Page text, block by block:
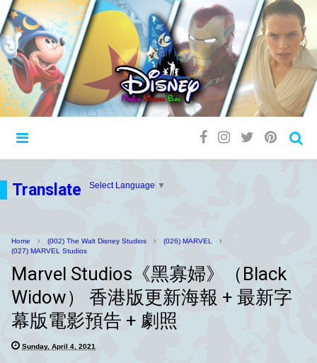
Translate Select Language ▼
Home (002) The Walt Disney Studios
(026) MARVEL
(027) MARVEL Studios
Marvel Studios《黑寡婦》（Black
Widow） 香港版更新海報 + 最新字
幕版電影預告 + 劇照
Sunday, April 4, 2021